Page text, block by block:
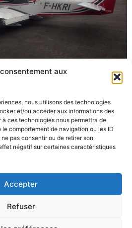
aux
nous utilisons des technologies
et/ou accéder aux informations des
ces technologies nous permettra de
comportement de navigation ou les ID
pas consentir ou de retirer son
négatif sur certaines caractéristiques
Accepter
Refuser
d’Ancenis. Cet appareil est
sur ce dernier. Pour autant
au cours d’un amphi cabine
que sont les Garmin G5 et le
besoin s’adresser à un
prendre rendez-vous avec un
les particularités de cet
lâcher machine.